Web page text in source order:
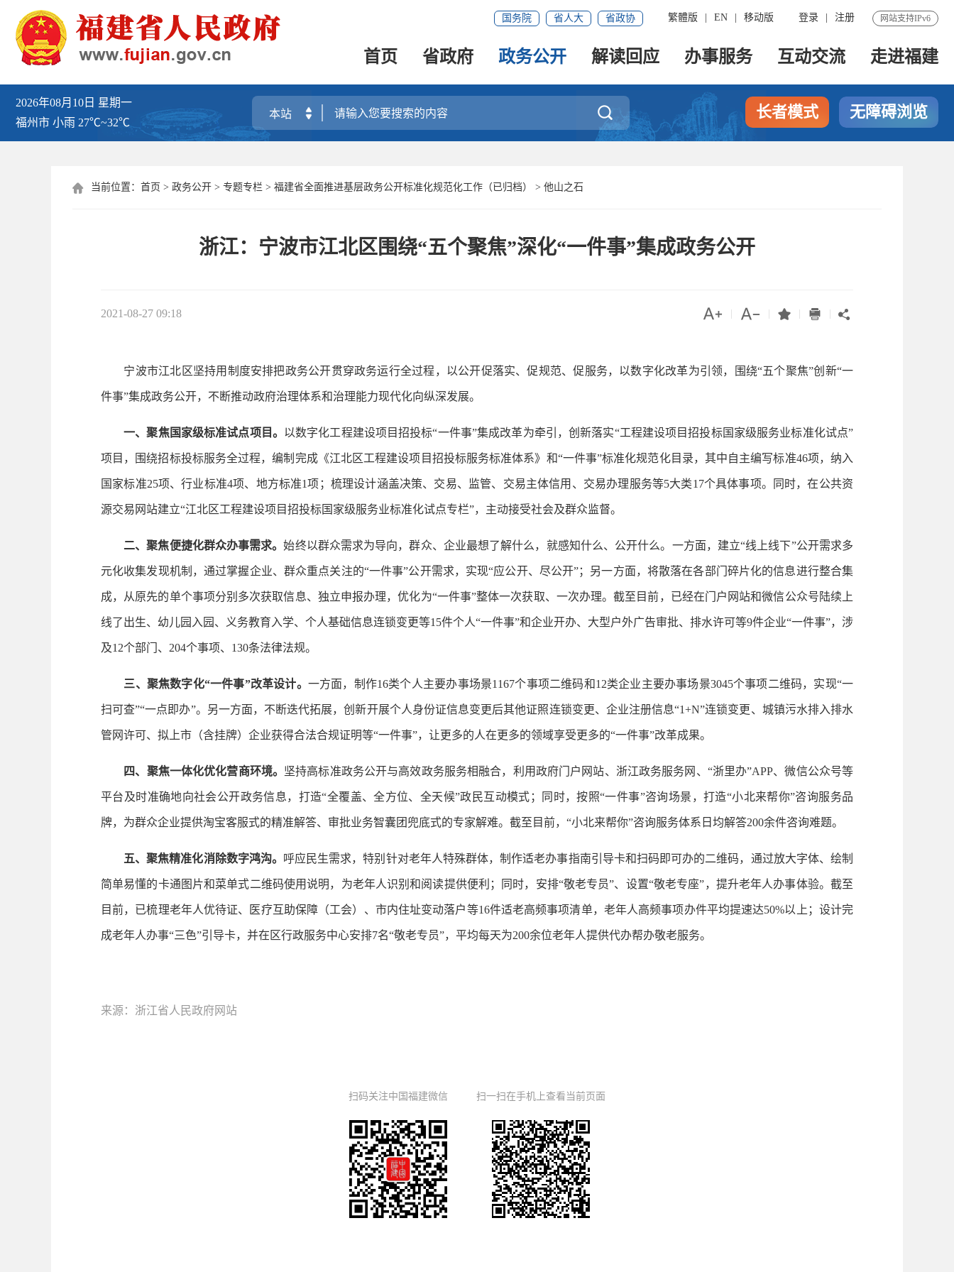
网站支持IPv6
登录 注册
繁體版 EN 移动版
国务院 省人大 省政协
首页 省政府 政务公开 解读回应 办事服务 互动交流 走进福建
2026年08月10日 星期一
福州市 小雨 27℃~32℃
 长者模式 无障碍浏览
 当前位置： 首页 > 政务公开 > 专题专栏 > 福建省全面推进基层政务公开标准化规范化工作（已归档） > 他山之石
浙江：宁波市江北区围绕“五个聚焦”深化“一件事”集成政务公开
2021-08-27 09:18     
宁波市江北区坚持用制度安排把政务公开贯穿政务运行全过程，以公开促落实、促规范、促服务，以数字化改革为引领，围绕“五个聚焦”创新“一
件事”集成政务公开，不断推动政府治理体系和治理能力现代化向纵深发展。
一、聚焦国家级标准试点项目。 以数字化工程建设项目招投标“一件事”集成改革为牵引，创新落实“工程建设项目招投标国家级服务业标准化试点”
项目，围绕招标投标服务全过程，编制完成《江北区工程建设项目招投标服务标准体系》和“一件事”标准化规范化目录，其中自主编写标准46项，纳入
国家标准25项、行业标准4项、地方标准1项；梳理设计涵盖决策、交易、监管、交易主体信用、交易办理服务等5大类17个具体事项。同时，在公共资
源交易网站建立“江北区工程建设项目招投标国家级服务业标准化试点专栏”，主动接受社会及群众监督。
二、聚焦便捷化群众办事需求。始终以群众需求为导向，群众、企业最想了解什么，就感知什么、公开什么。一方面，建立“线上线下”公开需求多
元化收集发现机制，通过掌握企业、群众重点关注的“一件事”公开需求，实现“应公开、尽公开”；另一方面，将散落在各部门碎片化的信息进行整合集
成，从原先的单个事项分别多次获取信息、独立申报办理，优化为“一件事”整体一次获取、一次办理。截至目前，已经在门户网站和微信公众号陆续上
线了出生、幼儿园入园、义务教育入学、个人基础信息连锁变更等15件个人“一件事”和企业开办、大型户外广告审批、排水许可等9件企业“一件事”，涉
及12个部门、204个事项、130条法律法规。
三、聚焦数字化“一件事”改革设计。 一方面，制作16类个人主要办事场景1167个事项二维码和12类企业主要办事场景3045个事项二维码，实现“一
扫可查”“一点即办”。另一方面，不断迭代拓展，创新开展个人身份证信息变更后其他证照连锁变更、企业注册信息“1+N”连锁变更、城镇污水排入排水
管网许可、拟上市（含挂牌）企业获得合法合规证明等“一件事”，让更多的人在更多的领域享受更多的“一件事”改革成果。
四、聚焦一体化优化营商环境。 坚持高标准政务公开与高效政务服务相融合，利用政府门户网站、浙江政务服务网、“浙里办”APP、微信公众号等
平台及时准确地向社会公开政务信息，打造“全覆盖、全方位、全天候”政民互动模式；同时，按照“一件事”咨询场景，打造“小北来帮你”咨询服务品
牌，为群众企业提供淘宝客服式的精准解答、审批业务智囊团兜底式的专家解难。截至目前，“小北来帮你”咨询服务体系日均解答200余件咨询难题。
五、聚焦精准化消除数字鸿沟。 呼应民生需求，特别针对老年人特殊群体，制作适老办事指南引导卡和扫码即可办的二维码，通过放大字体、绘制
简单易懂的卡通图片和菜单式二维码使用说明，为老年人识别和阅读提供便利；同时，安排“敬老专员”、设置“敬老专座”，提升老年人办事体验。截至
目前，已梳理老年人优待证、医疗互助保障（工会）、市内住址变动落户等16件适老高频事项清单，老年人高频事项办件平均提速达50%以上；设计完
成老年人办事“三色”引导卡，并在区行政服务中心安排7名“敬老专员”，平均每天为200余位老年人提供代办帮办敬老服务。
来源：浙江省人民政府网站
扫码关注中国福建微信 扫一扫在手机上查看当前页面